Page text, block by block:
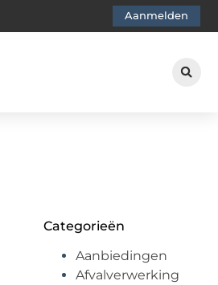
Aanmelden
Categorieën
Aanbiedingen
Afvalverwerking